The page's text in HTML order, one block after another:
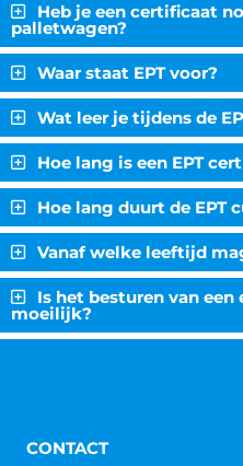
Heb je een certificaat
palletwagen?
Waar staat EPT voor?
Wat leer je tijdens de
Hoe lang is een EPT
Hoe lang duurt de EPT
Vanaf welke leeftijd
Is het besturen van
moeilijk?
CONTACT